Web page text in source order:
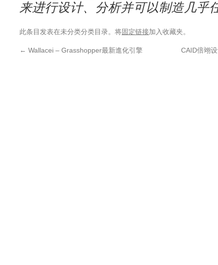
来进行设计、分析并可以制造几乎
此条目发表在未分类分类目录。将固定链接加入收藏夹。
← Wallacei – Grasshopper最新進化引擎 CAID倍翊